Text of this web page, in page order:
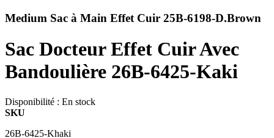
Medium Sac à Main Effet Cuir 25B-6198-D.Brown
Sac Docteur Effet Cuir Avec
Bandoulière 26B-6425-Kaki
Disponibilité : En stock
SKU
26B-6425-Khaki